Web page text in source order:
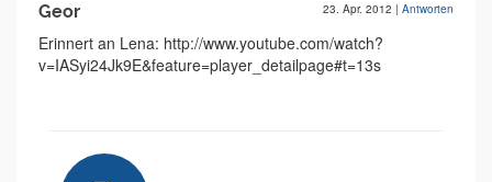
Geor 23. Apr. 2012 | Antworten
Erinnert an Lena: http://www.youtube.com/watch?
v=IASyi24Jk9E&feature=player_detailpage#t=13s